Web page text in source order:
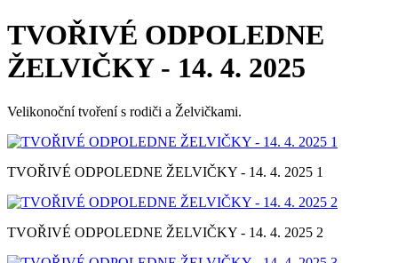
TVOŘIVÉ ODPOLEDNE
ŽELVIČKY - 14. 4. 2025
Velikonoční tvoření s rodiči a Želvičkami.
TVOŘIVÉ ODPOLEDNE ŽELVIČKY - 14. 4. 2025 1
TVOŘIVÉ ODPOLEDNE ŽELVIČKY - 14. 4. 2025 2